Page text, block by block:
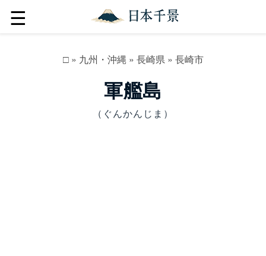
☰
□» 九州・沖縄 » 長崎県» 長崎市
軍艦島
（ぐんかんじま）